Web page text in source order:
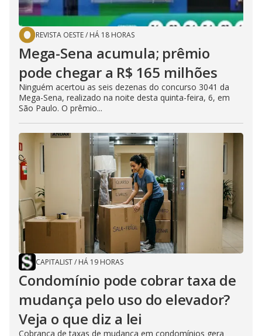
REVISTA OESTE/ HÁ 18 HORAS
Mega-Sena acumula; prêmio
pode chegar a R$ 165 milhões
Ninguém acertou as seis dezenas do concurso 3041 da
Mega-Sena, realizado na noite desta quinta-feira, 6, em
São Paulo. O prêmio...
CAPITALIST/ HÁ 19 HORAS
Condomínio pode cobrar taxa de
mudança pelo uso do elevador?
Veja o que diz a lei
Cobrança de taxas de mudança em condomínios gera